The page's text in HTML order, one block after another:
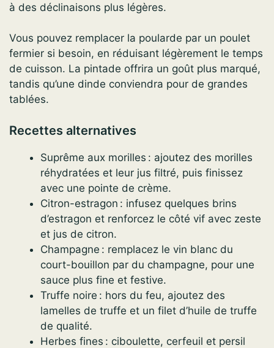
à des déclinaisons plus légères.
Vous pouvez remplacer la poularde par un poulet
fermier si besoin, en réduisant légèrement le temps
de cuisson. La pintade offrira un goût plus marqué,
tandis qu’une dinde conviendra pour de grandes
tablées.
Recettes alternatives
Suprême aux morilles : ajoutez des morilles
réhydratées et leur jus filtré, puis finissez
avec une pointe de crème.
Citron-estragon : infusez quelques brins
d’estragon et renforcez le côté vif avec zeste
et jus de citron.
Champagne : remplacez le vin blanc du
court-bouillon par du champagne, pour une
sauce plus fine et festive.
Truffe noire : hors du feu, ajoutez des
lamelles de truffe et un filet d’huile de truffe
de qualité.
Herbes fines : ciboulette, cerfeuil et persil